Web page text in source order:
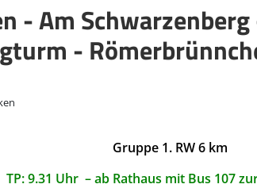
- Am
-
Gruppe 1. RW 6 km
TP: 9.31 Uhr – ab Rathaus mit Bus 107